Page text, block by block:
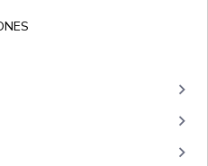
keyboard_arrow_right
keyboard_arrow_right
keyboard_arrow_right